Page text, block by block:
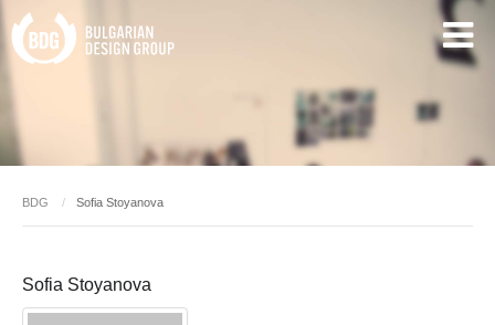
BDG Sofia Stoyanova
Sofia Stoyanova